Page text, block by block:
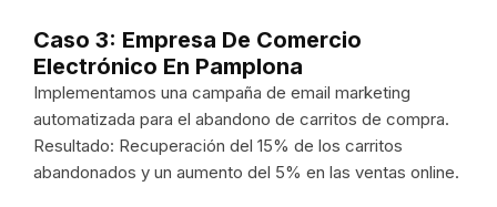
Caso 3: Empresa De Comercio
Electrónico En Pamplona
Implementamos una campaña de email marketing
automatizada para el abandono de carritos de compra.
Resultado: Recuperación del 15% de los carritos
abandonados y un aumento del 5% en las ventas online.